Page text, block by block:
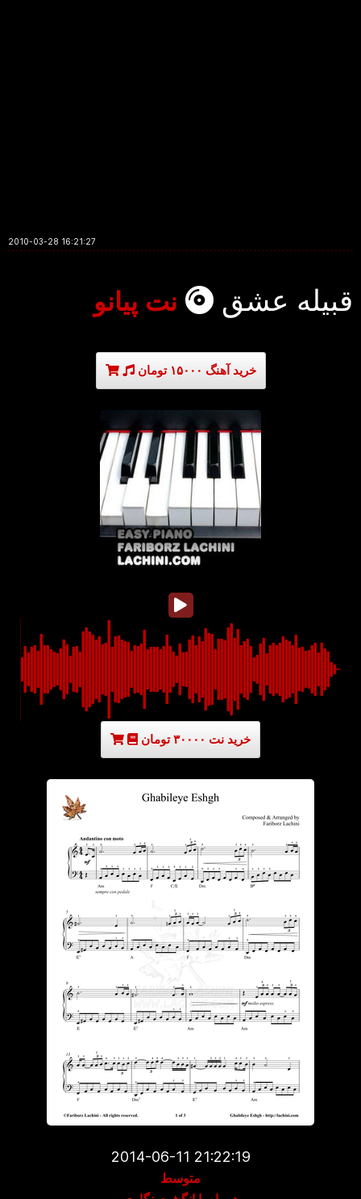
2010-03-28 16:21:27
قبیله عشق نت پیانو
خرید آهنگ ۱۵۰۰۰ تومان
خرید نت ۳۰۰۰۰ تومان
2014-06-11 21:22:19
متوسط